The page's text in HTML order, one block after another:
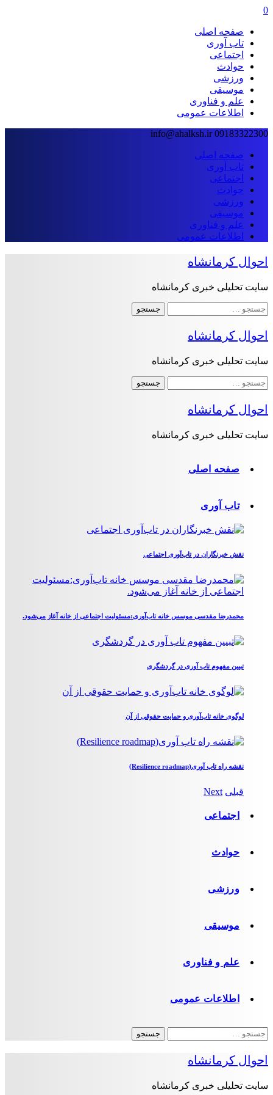
0
صفحه اصلی
تاب آوری
اجتماعی
حوادث
ورزشی
موسیقی
علم و فناوری
اطلاعات عمومی
09183322300
info@ahalksh.ir
صفحه اصلی
تاب آوری
اجتماعی
حوادث
ورزشی
موسیقی
علم و فناوری
اطلاعات عمومی
احوال کرمانشاه
سایت تحلیلی خبری کرمانشاه
جستجو
برای:
احوال کرمانشاه
سایت تحلیلی خبری کرمانشاه
جستجو
برای:
احوال کرمانشاه
سایت تحلیلی خبری کرمانشاه
صفحه اصلی
تاب آوری
نقش خبرنگاران در تاب‌آوری اجتماعی
محمدرضا مقدسی موسس خانه تاب‌آوری:مسئولیت اجتماعی از خانه آغاز می‌شود.
تبیین مفهوم تاب آوری در گردشگری
لوگوی خانه تاب‌آوری و حمایت حقوقی از آن
نقشه راه تاب آوری(Resilience roadmap)
قبلی Next
اجتماعی
حوادث
ورزشی
موسیقی
علم و فناوری
اطلاعات عمومی
جستجو
برای:
احوال کرمانشاه
سایت تحلیلی خبری کرمانشاه